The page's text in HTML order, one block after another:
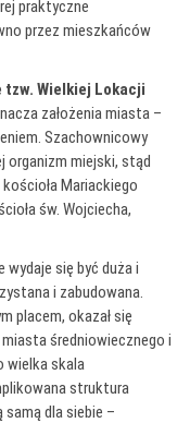
praktyczne
przez mieszkańców
tzw. Wielkiej Lokacji
założenia miasta –
Szachownicowy
organizm miejski, stąd
Mariackiego
św. Wojciecha,
wydaje się być duża i
i zabudowana.
placem, okazał się
średniowiecznego i
wielka skala
struktura
samą dla siebie –